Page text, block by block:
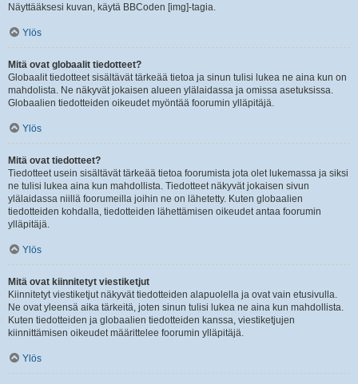
Näyttääksesi kuvan, käytä BBCoden [img]-tagia.
Ylös
Mitä ovat globaalit tiedotteet?
Globaalit tiedotteet sisältävät tärkeää tietoa ja sinun tulisi lukea ne aina kun on
mahdolista. Ne näkyvät jokaisen alueen ylälaidassa ja omissa asetuksissa.
Globaalien tiedotteiden oikeudet myöntää foorumin ylläpitäjä.
Ylös
Mitä ovat tiedotteet?
Tiedotteet usein sisältävät tärkeää tietoa foorumista jota olet lukemassa ja siksi
ne tulisi lukea aina kun mahdollista. Tiedotteet näkyvät jokaisen sivun
ylälaidassa niillä foorumeilla joihin ne on lähetetty. Kuten globaalien
tiedotteiden kohdalla, tiedotteiden lähettämisen oikeudet antaa foorumin
ylläpitäjä.
Ylös
Mitä ovat kiinnitetyt viestiketjut
Kiinnitetyt viestiketjut näkyvät tiedotteiden alapuolella ja ovat vain etusivulla.
Ne ovat yleensä aika tärkeitä, joten sinun tulisi lukea ne aina kun mahdollista.
Kuten tiedotteiden ja globaalien tiedotteiden kanssa, viestiketjujen
kiinnittämisen oikeudet määrittelee foorumin ylläpitäjä.
Ylös